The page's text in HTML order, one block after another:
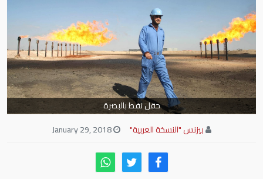
حقل نفط بالبصرة
بيزنس "النسخة العربية"
January 29, 2018